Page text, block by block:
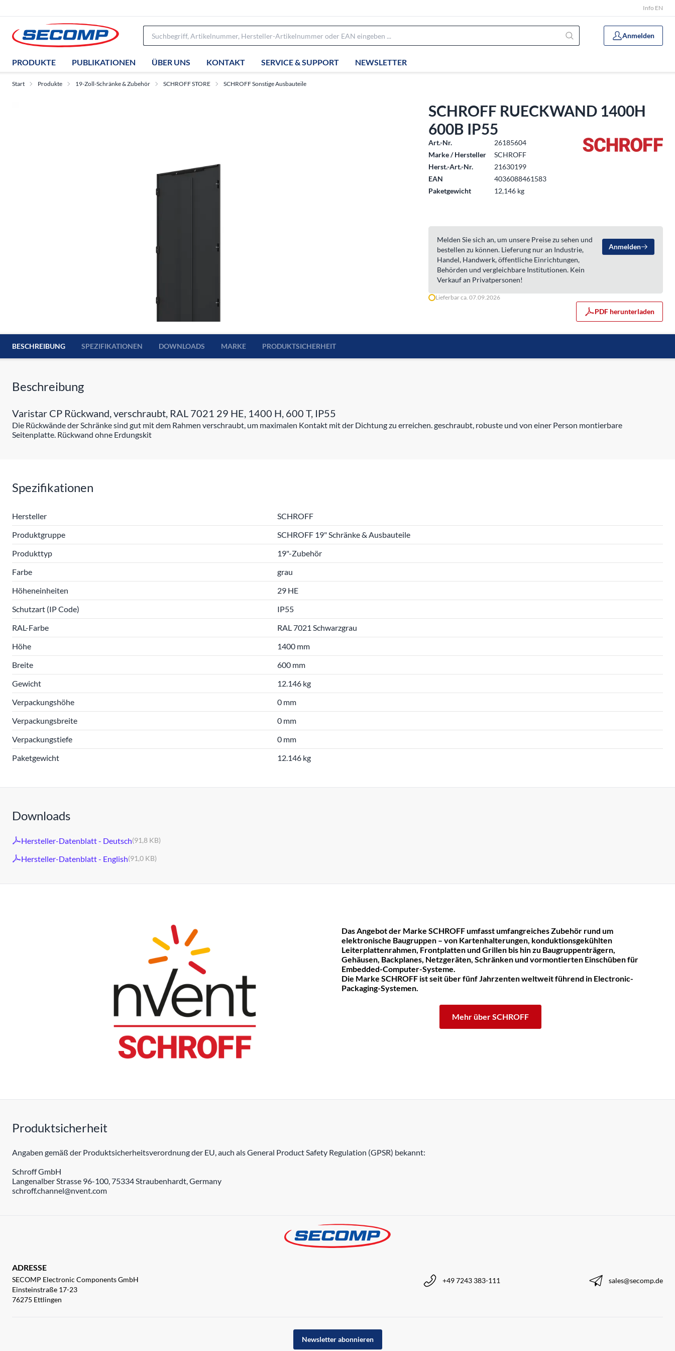
Info EN
Anmelden
PRODUKTE PUBLIKATIONEN ÜBER UNS KONTAKT SERVICE & SUPPORT NEWSLETTER
Start Produkte 19-Zoll-Schränke & Zubehör SCHROFF STORE SCHROFF Sonstige Ausbauteile
SCHROFF RUECKWAND 1400H
600B IP55
Art.-Nr.
26185604
Marke / Hersteller
SCHROFF
Herst.-Art.-Nr.
21630199
EAN
4036088461583
Paketgewicht
12,146 kg
Melden Sie sich an, um unsere Preise zu sehen und
bestellen zu können. Lieferung nur an Industrie,
Handel, Handwerk, öffentliche Einrichtungen,
Behörden und vergleichbare Institutionen. Kein
Verkauf an Privatpersonen!
Anmelden
Lieferbar ca. 07.09.2026
PDF herunterladen
BESCHREIBUNG SPEZIFIKATIONEN DOWNLOADS MARKE PRODUKTSICHERHEIT
Beschreibung
Varistar CP Rückwand, verschraubt, RAL 7021 29 HE, 1400 H, 600 T, IP55
Die Rückwände der Schränke sind gut mit dem Rahmen verschraubt, um maximalen Kontakt mit der Dichtung zu erreichen. geschraubt, robuste und von einer Person montierbare
Seitenplatte. Rückwand ohne Erdungskit
Spezifikationen
Hersteller
SCHROFF
Produktgruppe
SCHROFF 19" Schränke & Ausbauteile
Produkttyp
19"-Zubehör
Farbe
grau
Höheneinheiten
29 HE
Schutzart (IP Code)
IP55
RAL-Farbe
RAL 7021 Schwarzgrau
Höhe
1400 mm
Breite
600 mm
Gewicht
12.146 kg
Verpackungshöhe
0 mm
Verpackungsbreite
0 mm
Verpackungstiefe
0 mm
Paketgewicht
12.146 kg
Downloads
Hersteller-Datenblatt - Deutsch(91,8 KB)
Hersteller-Datenblatt - English(91,0 KB)
Das Angebot der Marke SCHROFF umfasst umfangreiches Zubehör rund um
elektronische Baugruppen – von Kartenhalterungen, konduktionsgekühlten
Leiterplattenrahmen, Frontplatten und Grillen bis hin zu Baugruppenträgern,
Gehäusen, Backplanes, Netzgeräten, Schränken und vormontierten Einschüben für
Embedded-Computer-Systeme.
Die Marke SCHROFF ist seit über fünf Jahrzenten weltweit führend in Electronic-
Packaging-Systemen.
Mehr über SCHROFF
Produktsicherheit
Angaben gemäß der Produktsicherheitsverordnung der EU, auch als General Product Safety Regulation (GPSR) bekannt:
Schroff GmbH
Langenalber Strasse 96-100, 75334 Straubenhardt, Germany
schroff.channel@nvent.com
ADRESSE
SECOMP Electronic Components GmbH
Einsteinstraße 17-23
76275 Ettlingen
+49 7243 383-111 sales@secomp.de
Newsletter abonnieren